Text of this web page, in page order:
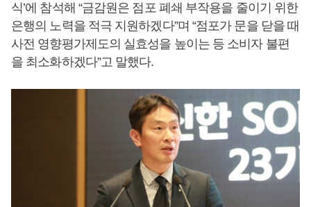
식’에 참석해 “금감원은 점포 폐쇄 부작용을 줄이기 위한
은행의 노력을 적극 지원하겠다”며 “점포가 문을 닫을 때
사전 영향평가제도의 실효성을 높이는 등 소비자 불편
을 최소화하겠다”고 말했다.